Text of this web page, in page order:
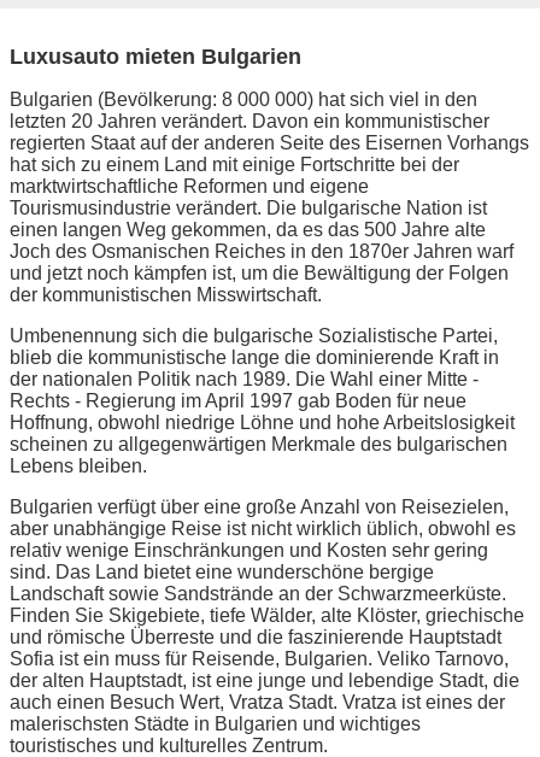
Luxusauto mieten Bulgarien
Bulgarien (Bevölkerung: 8 000 000) hat sich viel in den
letzten 20 Jahren verändert. Davon ein kommunistischer
regierten Staat auf der anderen Seite des Eisernen Vorhangs
hat sich zu einem Land mit einige Fortschritte bei der
marktwirtschaftliche Reformen und eigene
Tourismusindustrie verändert. Die bulgarische Nation ist
einen langen Weg gekommen, da es das 500 Jahre alte
Joch des Osmanischen Reiches in den 1870er Jahren warf
und jetzt noch kämpfen ist, um die Bewältigung der Folgen
der kommunistischen Misswirtschaft.
Umbenennung sich die bulgarische Sozialistische Partei,
blieb die kommunistische lange die dominierende Kraft in
der nationalen Politik nach 1989. Die Wahl einer Mitte -
Rechts - Regierung im April 1997 gab Boden für neue
Hoffnung, obwohl niedrige Löhne und hohe Arbeitslosigkeit
scheinen zu allgegenwärtigen Merkmale des bulgarischen
Lebens bleiben.
Bulgarien verfügt über eine große Anzahl von Reisezielen,
aber unabhängige Reise ist nicht wirklich üblich, obwohl es
relativ wenige Einschränkungen und Kosten sehr gering
sind. Das Land bietet eine wunderschöne bergige
Landschaft sowie Sandstrände an der Schwarzmeerküste.
Finden Sie Skigebiete, tiefe Wälder, alte Klöster, griechische
und römische Überreste und die faszinierende Hauptstadt
Sofia ist ein muss für Reisende, Bulgarien. Veliko Tarnovo,
der alten Hauptstadt, ist eine junge und lebendige Stadt, die
auch einen Besuch Wert, Vratza Stadt. Vratza ist eines der
malerischsten Städte in Bulgarien und wichtiges
touristisches und kulturelles Zentrum.